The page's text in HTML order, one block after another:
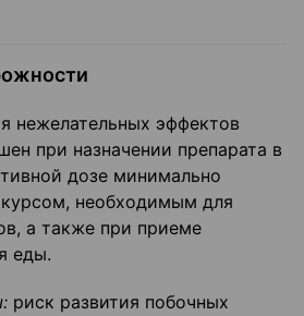
нежелательных эффектов
при назначении препарата в
дозе минимально
не­обходимым для
а также при приеме
еды.
риск развития побочных